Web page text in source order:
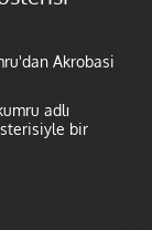
Akrobasi
adlı
bir